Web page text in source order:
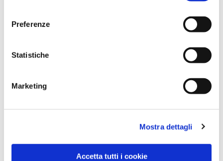
Preferenze
Statistiche
Marketing
Mostra dettagli
Accetta tutti i cookie